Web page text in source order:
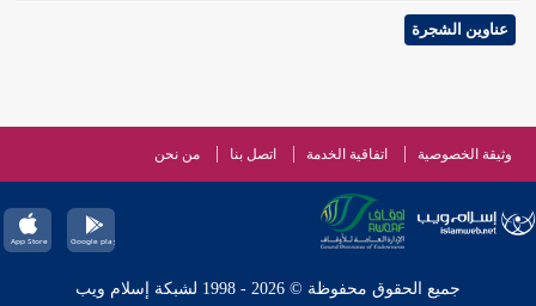
عناوين الشجرة
وثيقة الخصوصية اتفاقية الخدمة اتصل بنا من نحن
جميع الحقوق محفوظة © 2026 - 1998 لشبكة إسلام ويب